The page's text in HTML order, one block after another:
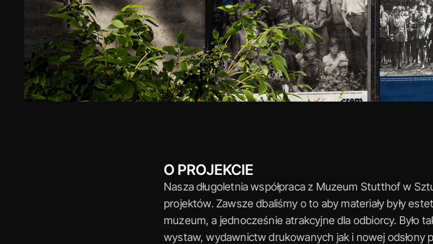
O PROJEKCIE
Nasza długoletnia współpraca z Muzeum Stutthof w
projektów. Zawsze dbaliśmy o to aby materiały były
muzeum, a jednocześnie atrakcyjne dla odbiorcy. Było
wystaw, wydawnictw drukowanych jak i nowej odsłony